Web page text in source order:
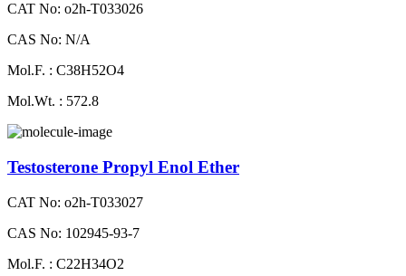
CAT No: o2h-T033026
CAS No: N/A
Mol.F. : C38H52O4
Mol.Wt. : 572.8
Testosterone Propyl Enol Ether
CAT No: o2h-T033027
CAS No: 102945-93-7
Mol.F. : C22H34O2